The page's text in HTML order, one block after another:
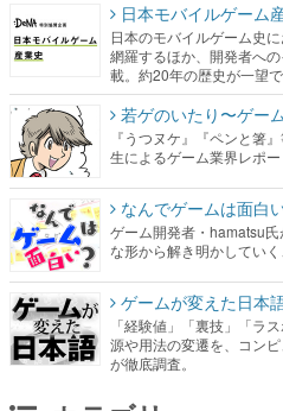
日本モバイルゲーム
日本のモバイルゲーム史
網羅するほか、開発者へ
載。約20年の歴史が一望
若ゲのいたり〜ゲー
『うつヌケ』『ペンと箸
生によるゲーム業界レポー
なんでゲームは面白
ゲーム開発者・hamatsu
な形から解き明かしてい
ゲームが変えた日本
「経験値」「裏技」「ラ
源や用法の変遷を、コン
が徹底調査。